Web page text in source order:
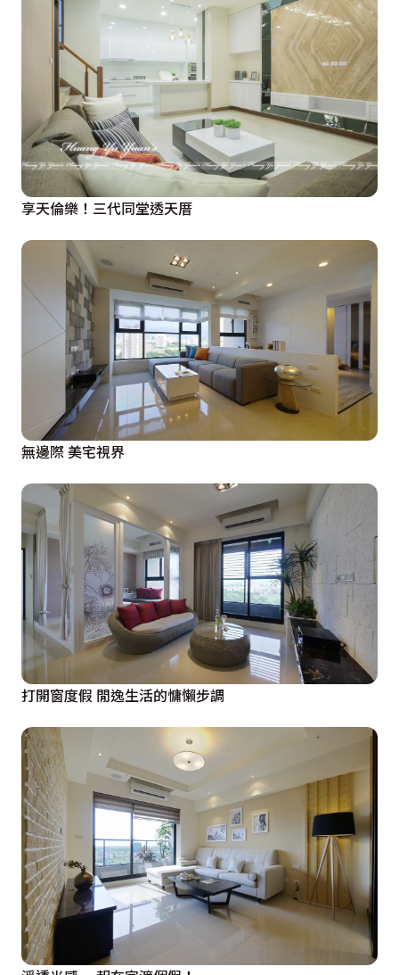
享天倫樂！三代同堂透天厝
無邊際 美宅視界
打開窗度假 閒逸生活的慵懶步調